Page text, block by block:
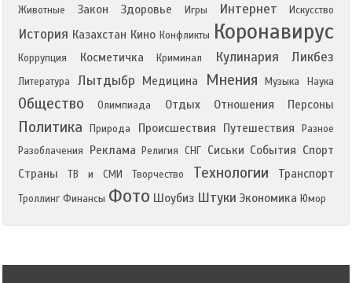
Животные
Закон Здоровье Игры Интернет Искусство
История Казахстан Кино Конфликты Коронавирус
Коррупция Косметичка Криминал Кулинария Ликбез
Литература Лытдыбр Медицина Мнения Музыка Наука
Общество Олимпиада Отдых Отношения Персоны
Политика Природа Происшествия Путешествия
Разное
Разоблачения
Реклама Религия СНГ Сиськи События Спорт
Страны
ТВ и СМИ Творчество Технологии Транспорт
Троллинг Финансы Фото Шоубиз Штуки Экономика Юмор